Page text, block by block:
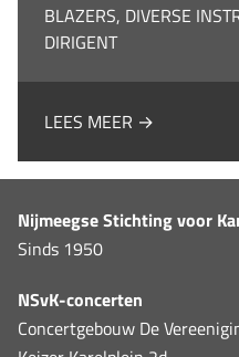
BLAZERS, DIVERSE
DIRIGENT
LEES MEER →
Nijmeegse Stichting voor
Sinds 1950
NSvK-concerten
Concertgebouw De